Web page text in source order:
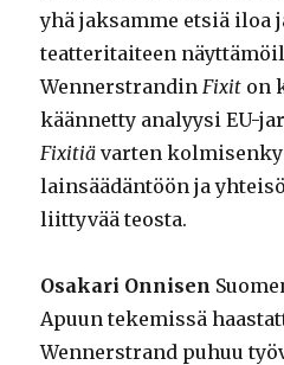
yhä jaksamme etsiä iloa
teatteritaiteen
Wennerstrandin Fixit on
käännetty analyysi EU-
Fixitiä varten
lainsäädäntöön ja
liittyvää teosta.
Osakari Onnisen
Apuun tekemissä
Wennerstrand puhuu